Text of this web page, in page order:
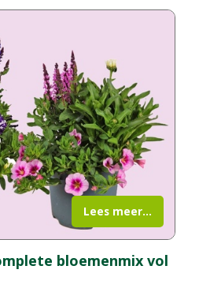
bloemenmix vol
Lees meer...